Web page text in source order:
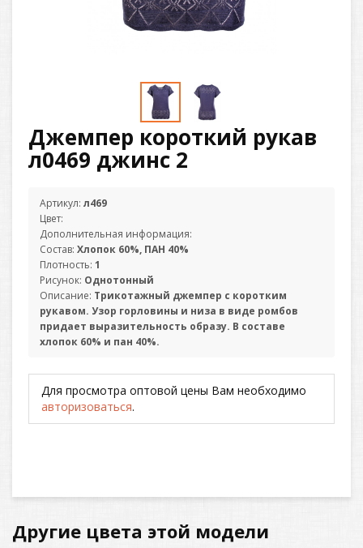
Джемпер короткий рукав
л0469 джинс 2
Артикул: л469
Цвет:
Дополнительная информация:
Состав: Хлопок 60%, ПАН 40%
Плотность: 1
Рисунок: Однотонный
Описание: Трикотажный джемпер с коротким
рукавом. Узор горловины и низа в виде ромбов
придает выразительность образу. В составе
хлопок 60% и пан 40%.
Для просмотра оптовой цены Вам необходимо
авторизоваться.
Другие цвета этой модели